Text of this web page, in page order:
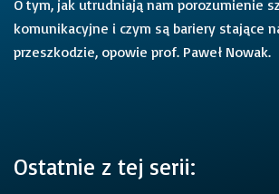
O tym, jak utrudniają nam porozumienie
komunikacyjne i czym są bariery stające
przeszkodzie, opowie prof. Paweł Nowak.
Ostatnie z tej serii: